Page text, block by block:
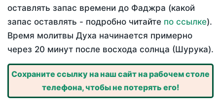
оставлять запас времени до Фаджра (какой
запас оставлять - подробно читайте по ссылке).
Время молитвы Духа начинается примерно
через 20 минут после восхода солнца (Шурука).
Сохраните ссылку на наш сайт на рабочем столе
телефона, чтобы не потерять его!